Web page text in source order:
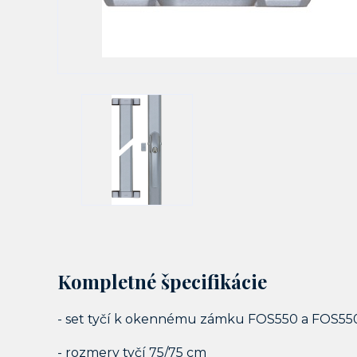
Kompletné špecifikácie
- set tyčí k okennému zámku FOS550 a
- rozmery tyčí 75/75 cm